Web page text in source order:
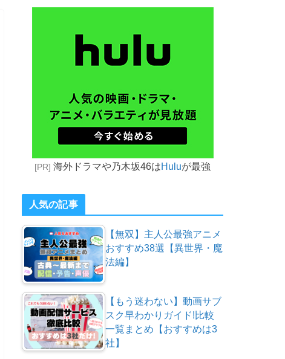
[PR] 海外ドラマや乃木坂46はHuluが最強
人気の記事
【無双】主人公最強アニメ
おすすめ38選【異世界・魔
法編】
【もう迷わない】動画サブ
スク早わかりガイド!比較
一覧まとめ【おすすめは3
社】